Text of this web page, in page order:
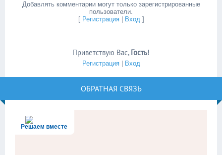
Добавлять комментарии могут только зарегистрированные
пользователи.
[ Регистрация| Вход]
Приветствую Вас, Гость!
Регистрация| Вход
ОБРАТНАЯ СВЯЗЬ
Решаем вместе